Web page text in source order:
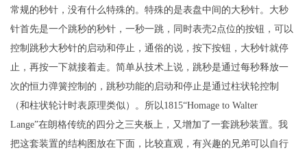
常规的秒针，没有什么特殊的。特殊的是表盘中间的大秒针。大秒
针首先是一个跳秒的秒针，一秒一跳，同时表壳2点位的按钮，可以
控制跳秒大秒针的启动和停止，通俗的说，按下按钮，大秒针就停
止，再按一下就接着走。简单从技术上说，跳秒是通过每秒释放一
次的恒力弹簧控制的，跳秒功能的启动和停止是通过柱状轮控制
（和柱状轮计时表原理类似）。所以1815“Homage to Walter
Lange”在朗格传统的四分之三夹板上，又增加了一套跳秒装置。我
把这套装置的结构图放在下面，比较直观，有兴趣的兄弟可以自行